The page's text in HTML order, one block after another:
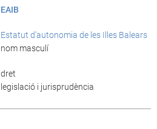
EAIB
Estatut d’autonomia de les Illes Balears
nom masculí
dret
legislació i jurisprudència